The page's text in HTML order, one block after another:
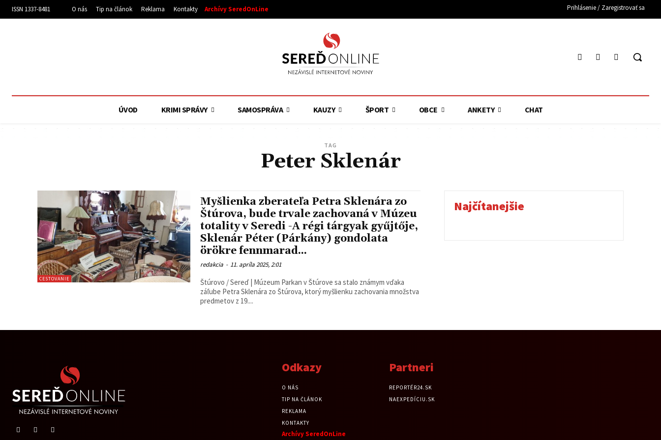
ISSN 1337-8481 O nás Tip na článok Reklama Kontakty Archívy SeredOnLine Prihlásenie / Zaregistrovať sa
ÚVOD KRIMI SPRÁVY SAMOSPRÁVA KAUZY ŠPORT OBCE ANKETY CHAT
TAG
Peter Sklenár
CESTOVANIE
Myšlienka zberateľa Petra Sklenára zo
Štúrova, bude trvale zachovaná v Múzeu
totality v Seredi -A régi tárgyak gyűjtője,
Sklenár Péter (Párkány) gondolata
örökre fennmarad...
redakcia - 11. apríla 2025, 2:01
Štúrovo / Sereď | Múzeum Parkan v Štúrove sa stalo známym vďaka
záľube Petra Sklenára zo Štúrova, ktorý myšlienku zachovania množstva
predmetov z 19....
Najčítanejšie
Odkazy
O NÁS
TIP NA ČLÁNOK
REKLAMA
KONTAKTY
Archívy SeredOnLine
Partneri
REPORTÉR24.SK
NAEXPEDÍCIU.SK